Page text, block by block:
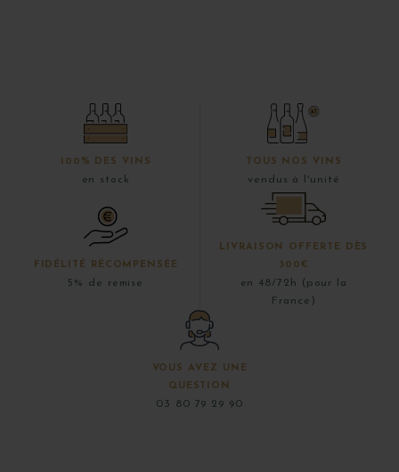
100% DES VINS
en stock
TOUS NOS VINS
vendus à l'unité
FIDÉLITÉ RÉCOMPENSÉE
5% de remise
LIVRAISON OFFERTE DÈS
300€
en 48/72h (pour la
France)
VOUS AVEZ UNE
QUESTION
03 80 79 29 90